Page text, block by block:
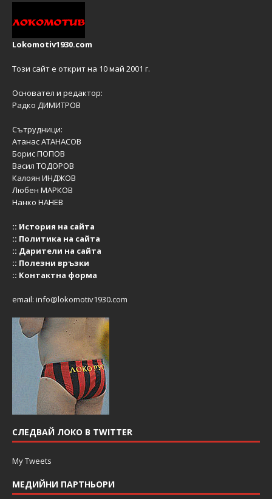
Lokomotiv1930.com
Този сайт е открит на 10 май 2001 г.
Основател и редактор:
Радко ДИМИТРОВ
Сътрудници:
Атанас АТАНАСОВ
Борис ПОПОВ
Васил ТОДОРОВ
Калоян ИНДЖОВ
Любен МАРКОВ
Нанко НАНЕВ
:: История на сайта
:: Политика на сайта
:: Дарители на сайта
:: Полезни връзки
:: Контактна форма
email: info@lokomotiv1930.com
СЛЕДВАЙ ЛОКО В TWITTER
My Tweets
МЕДИЙНИ ПАРТНЬОРИ